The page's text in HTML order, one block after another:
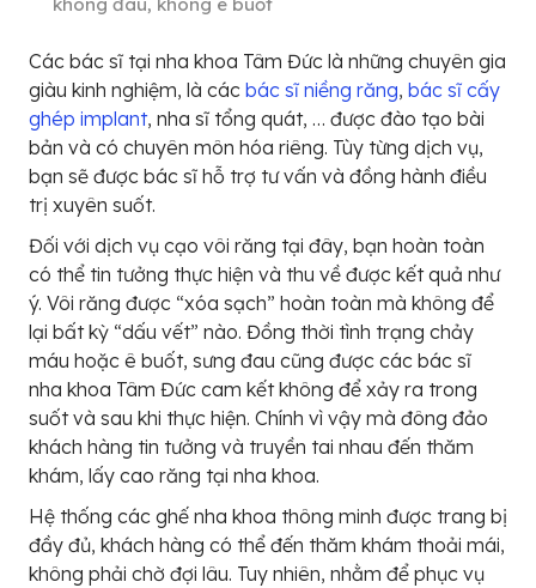
không đau, không ê buốt
Các bác sĩ tại nha khoa Tâm Đức là những chuyên gia
giàu kinh nghiệm, là các bác sĩ niềng răng, bác sĩ cấy
ghép implant, nha sĩ tổng quát, … được đào tạo bài
bản và có chuyên môn hóa riêng. Tùy từng dịch vụ,
bạn sẽ được bác sĩ hỗ trợ tư vấn và đồng hành điều
trị xuyên suốt.
Đối với dịch vụ cạo vôi răng tại đây, bạn hoàn toàn
có thể tin tưởng thực hiện và thu về được kết quả như
ý. Vôi răng được “xóa sạch” hoàn toàn mà không để
lại bất kỳ “dấu vết” nào. Đồng thời tình trạng chảy
máu hoặc ê buốt, sưng đau cũng được các bác sĩ
nha khoa Tâm Đức cam kết không để xảy ra trong
suốt và sau khi thực hiện. Chính vì vậy mà đông đảo
khách hàng tin tưởng và truyền tai nhau đến thăm
khám, lấy cao răng tại nha khoa.
Hệ thống các ghế nha khoa thông minh được trang bị
đầy đủ, khách hàng có thể đến thăm khám thoải mái,
không phải chờ đợi lâu. Tuy nhiên, nhằm để phục vụ